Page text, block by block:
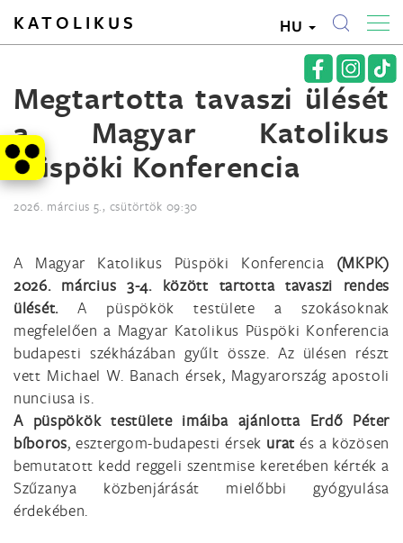
KATOLIKUS HU
Megtartotta tavaszi ülését
a Magyar Katolikus
Püspöki Konferencia
2026. március 5., csütörtök 09:30
A Magyar Katolikus Püspöki Konferencia (MKPK)
2026. március 3-4. között tartotta tavaszi rendes
ülését.A püspökök testülete a szokásoknak
megfelelően a Magyar Katolikus Püspöki Konferencia
budapesti székházában gyűlt össze. Az ülésen részt
vett Michael W. Banach érsek, Magyarország apostoli
nunciusa is.
A püspökök testülete imáiba ajánlotta Erdő Péter
bíboros, esztergom-budapesti érsek urat és a közösen
bemutatott kedd reggeli szentmise keretében kérték a
Szűzanya közbenjárását mielőbbi gyógyulása
érdekében.